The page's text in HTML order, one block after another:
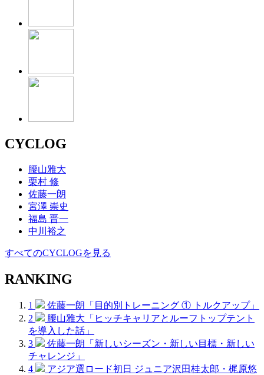
CYCLOG
腰山雅大
栗村 修
佐藤一朗
宮澤 崇史
福島 晋一
中川裕之
すべてのCYCLOGを見る
RANKING
1
佐藤一朗「目的別トレーニング ① トルクアップ」
2
腰山雅大「ヒッチキャリアとルーフトップテント
を導入した話」
3
佐藤一朗「新しいシーズン・新しい目標・新しい
チャレンジ」
4
アジア選ロード初日 ジュニア沢田桂太郎・梶原悠